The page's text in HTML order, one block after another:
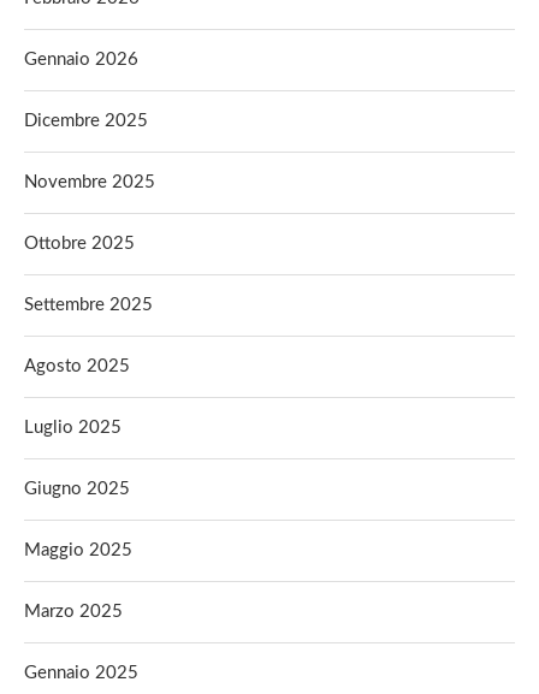
Gennaio 2026
Dicembre 2025
Novembre 2025
Ottobre 2025
Settembre 2025
Agosto 2025
Luglio 2025
Giugno 2025
Maggio 2025
Marzo 2025
Gennaio 2025